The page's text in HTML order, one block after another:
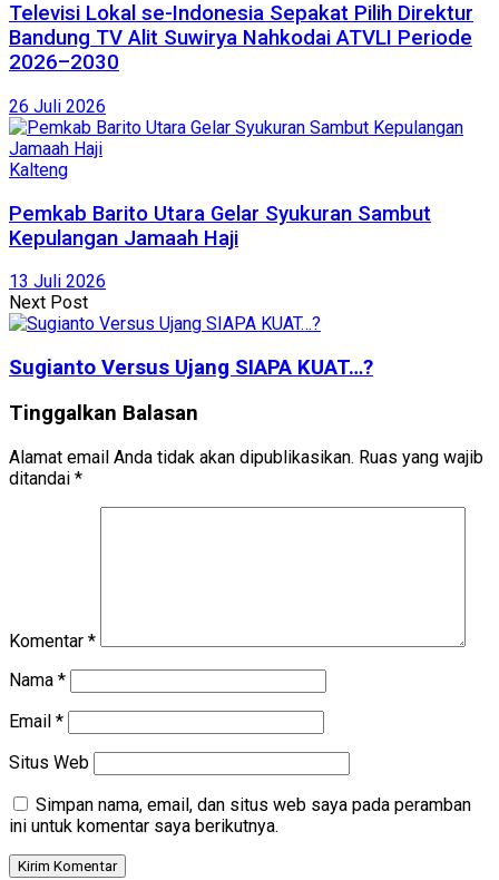
Televisi Lokal se-Indonesia Sepakat Pilih Direktur
Bandung TV Alit Suwirya Nahkodai ATVLI Periode
2026–2030
26 Juli 2026
Kalteng
Pemkab Barito Utara Gelar Syukuran Sambut
Kepulangan Jamaah Haji
13 Juli 2026
Next Post
Sugianto Versus Ujang SIAPA KUAT…?
Tinggalkan Balasan
Alamat email Anda tidak akan dipublikasikan. Ruas yang wajib
ditandai *
Komentar *
Nama *
Email *
Situs Web
Simpan nama, email, dan situs web saya pada peramban
ini untuk komentar saya berikutnya.